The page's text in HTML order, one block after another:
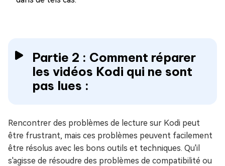
Partie 2 : Comment réparer
les vidéos Kodi qui ne sont
pas lues :
Rencontrer des problèmes de lecture sur Kodi peut
être frustrant, mais ces problèmes peuvent facilement
être résolus avec les bons outils et techniques. Qu'il
s'agisse de résoudre des problèmes de compatibilité ou